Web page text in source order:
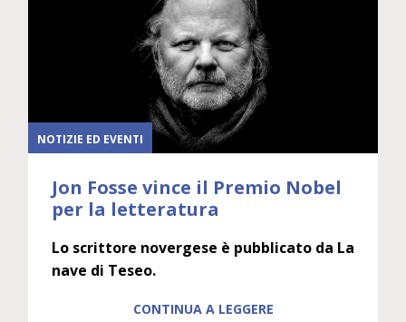
NOTIZIE ED EVENTI
Jon Fosse vince il Premio Nobel
per la letteratura
Lo scrittore novergese è pubblicato da La
nave di Teseo.
CONTINUA A LEGGERE